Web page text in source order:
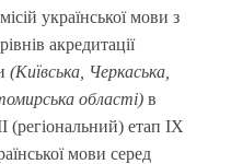
української мови з
акредитації
(Київська, Черкаська,
області) в
(регіональний) етап ІХ
мови серед